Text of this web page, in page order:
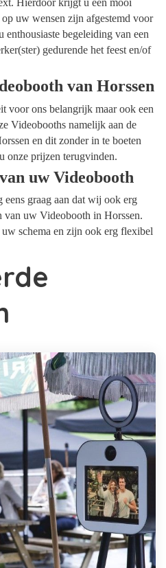
uw wensen zijn afgestemd voor
begeleiding van een
gedurende het feest en/of
van Horssen
voor ons belangrijk maar ook een
Videobooths namelijk aan de
en dit zonder in te boeten
onze prijzen terugvinden.
uw Videobooth
graag aan dat wij ook erg
uw Videobooth in Horssen.
uw schema en zijn ook erg flexibel